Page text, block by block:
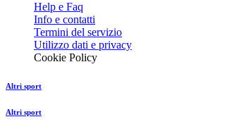
Help e Faq
Info e contatti
Termini del servizio
Utilizzo dati e privacy
Cookie Policy
Altri sport
Altri sport